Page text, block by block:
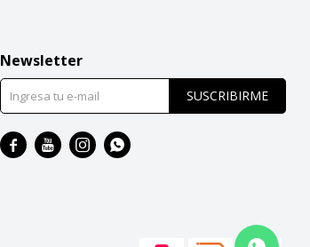
Newsletter
SUSCRIBIRME
   